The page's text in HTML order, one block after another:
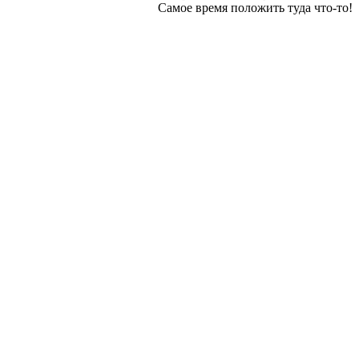
Самое время положить туда что-то!